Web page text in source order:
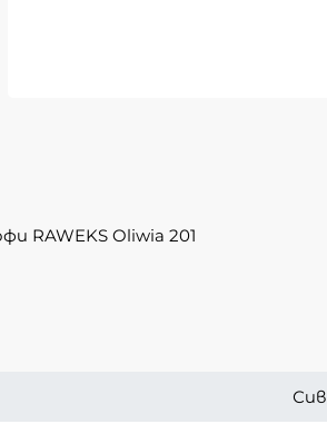
RAWEKS Oliwia 201
Сив